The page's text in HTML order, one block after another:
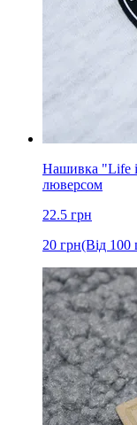
Нашивка "Life
люверсом
22.5 грн
20 грн(Від 100